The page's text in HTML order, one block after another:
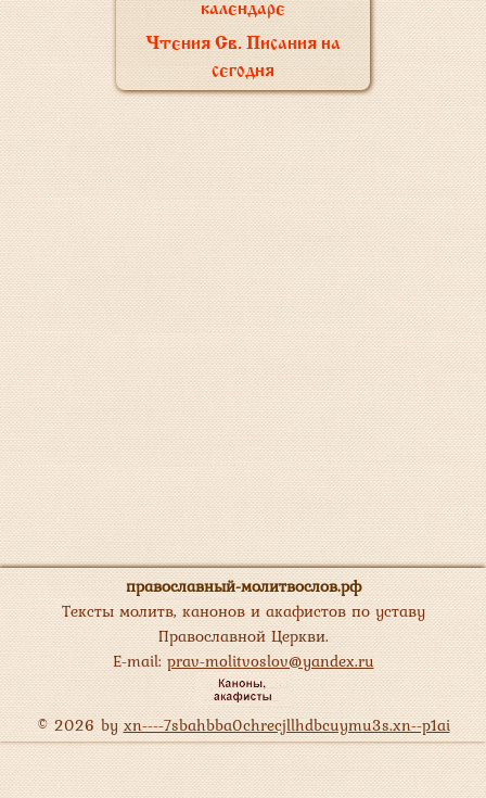
календаре
Чтения Св. Писания на
сегодня
православный-молитвослов.рф
Тексты молитв, канонов и акафистов по уставу
Православной Церкви.
E-mail:prav-molitvoslov@yandex.ru
© 2026 byxn----7sbahbba0chrecjllhdbcuymu3s.xn--p1ai